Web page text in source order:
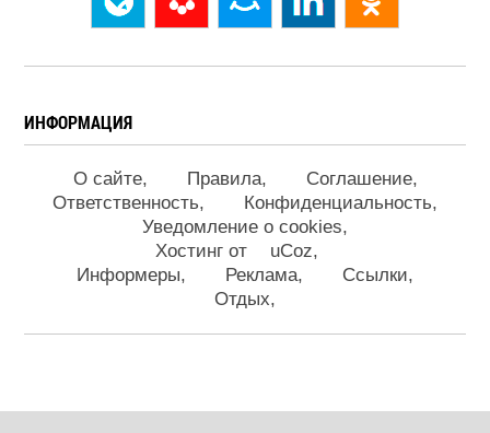
ИНФОРМАЦИЯ
О сайте Правила
Соглашение
Ответственность
Конфиденциальность
Уведомление о cookies
Хостинг от
uCoz
Информеры
Реклама
Ссылки
Отдых